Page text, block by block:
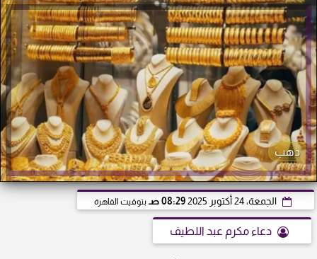
ذهب
الجمعة، 24 أكتوبر 2025 08:29 صـ بتوقيت القاهرة
دعاء مكرم عبد اللطيف